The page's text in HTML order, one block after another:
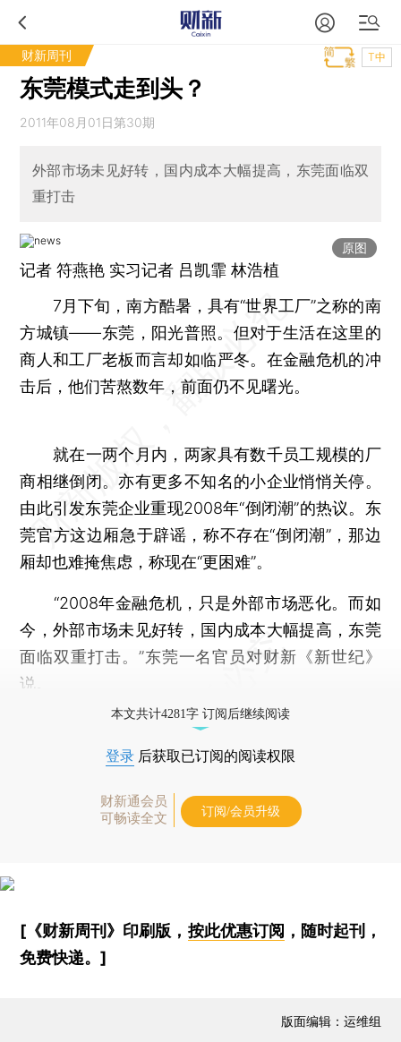
财新周刊 T中
东莞模式走到头？
2011年08月01日第30期
外部市场未见好转，国内成本大幅提高，东莞面临双
重打击
原图
记者符燕艳 实习记者 吕凯霏 林浩植
7月下旬，南方酷暑，具有“世界工厂”之称的南
方城镇——东莞，阳光普照。但对于生活在这里的
商人和工厂老板而言却如临严冬。在金融危机的冲
击后，他们苦熬数年，前面仍不见曙光。
就在一两个月内，两家具有数千员工规模的厂
商相继倒闭。亦有更多不知名的小企业悄悄关停。
由此引发东莞企业重现2008年“倒闭潮”的热议。东
莞官方这边厢急于辟谣，称不存在“倒闭潮”，那边
厢却也难掩焦虑，称现在“更困难”。
“2008年金融危机，只是外部市场恶化。而如
今，外部市场未见好转，国内成本大幅提高，东莞
面临双重打击。”东莞一名官员对财新《新世纪》
说。
本文共计4281字 订阅后继续阅读
登录 后获取已订阅的阅读权限
财新通会员
可畅读全文
订阅/会员升级
[《财新周刊》印刷版， 按此优惠订阅 ，随时起刊，
免费快递。]
版面编辑：运维组